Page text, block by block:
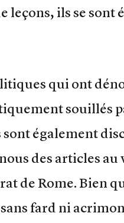
leçons, ils se sont
qui ont
souillés
également
des articles
de Rome. Bien
fard ni